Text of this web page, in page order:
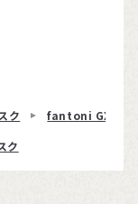
ク
fantoni GX
ク